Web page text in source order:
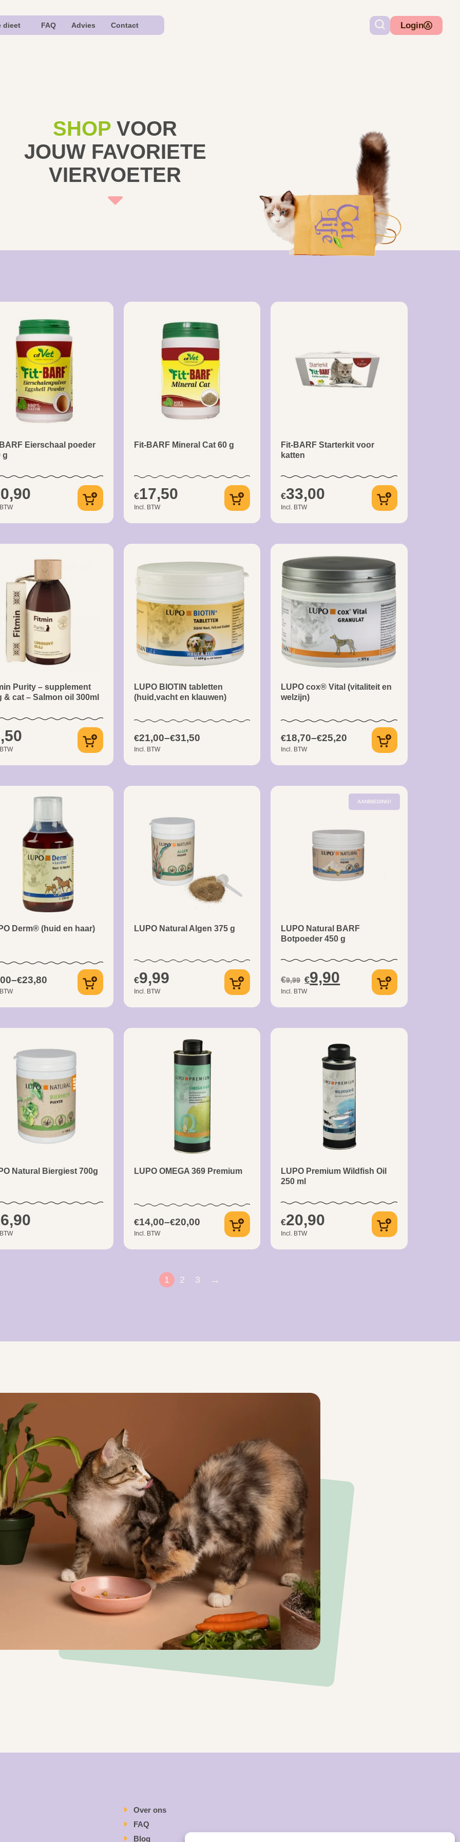
dieet FAQ Advies Contact Login
SHOP VOOR
JOUW FAVORIETE
VIERVOETER
Eierschaal poeder
g
Fit-BARF Mineral Cat 60 g
€17,50
Incl. BTW
Fit-BARF Starterkit voor
katten
€33,00
Incl. BTW
Purity – supplement
& cat – Salmon oil 300ml
LUPO BIOTIN tabletten
(huid,vacht en klauwen)
€21,00–€31,50
Incl. BTW
LUPO cox® Vital (vitaliteit en
welzijn)
€18,70–€25,20
Incl. BTW
Derm® (huid en haar)
–€23,80
LUPO Natural Algen 375 g
€9,99
Incl. BTW
AANBIEDING!
LUPO Natural BARF
Botpoeder 450 g
€9,99 €9,90
Incl. BTW
Natural Biergiest 700g LUPO OMEGA 369 Premium
€14,00–€20,00
Incl. BTW
LUPO Premium Wildfish Oil
250 ml
€20,90
Incl. BTW
1 2 3 →
Over ons
FAQ
Blog